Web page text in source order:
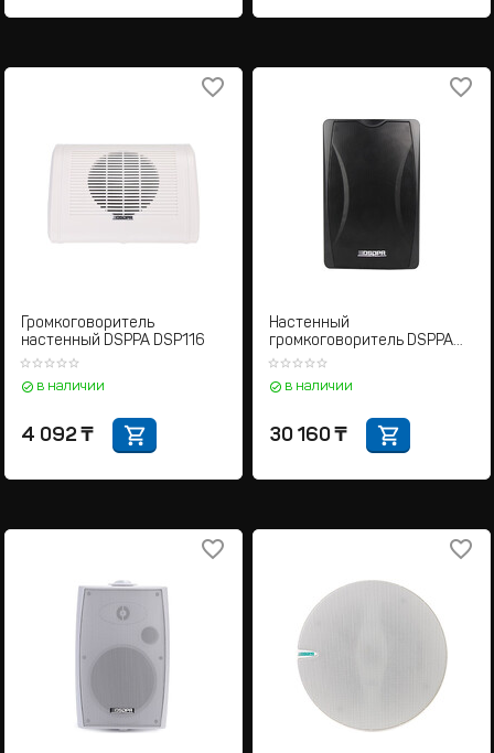
Громкоговоритель
настенный DSPPA DSP116
в наличии
4 092 ₸
Настенный
громкоговоритель DSPPA
DSP6606B
в наличии
30 160 ₸